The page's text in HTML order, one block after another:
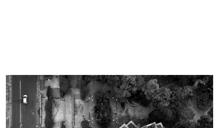
Imagen de portada